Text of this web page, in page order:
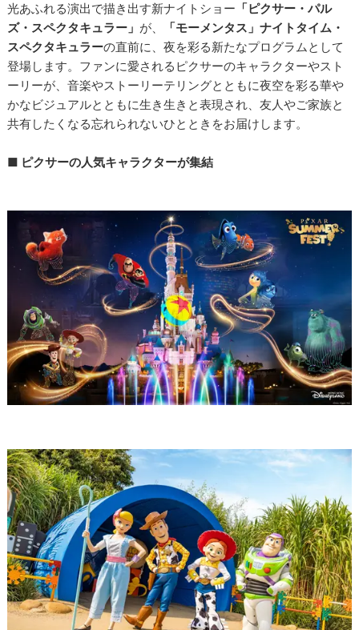
光あふれる演出で描き出す新ナイトショー 「ピクサー・パル
ズ・スペクタキュラー」 が、
「モーメンタス」ナイトタイム・
スペクタキュラーの直前に、夜を彩る新たなプログラムとして
登場します。ファンに愛されるピクサーのキャラクターやスト
ーリーが、音楽やストーリーテリングとともに夜空を彩る華や
かなビジュアルとともに生き生きと表現され、友人やご家族と
共有したくなる忘れられないひとときをお届けします。
■ ピクサーの人気キャラクターが集結